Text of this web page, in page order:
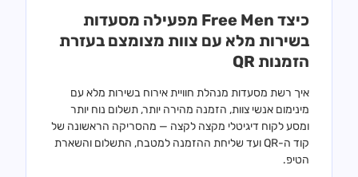
כיצד Free Men מפעילה מסעדות
בשירות מלא עם צוות מצומצם בעזרת
הזמנות QR
איך רשת מסעדות מנהלת חוויית אירוח בשירות מלא עם
מינימום אנשי צוות, הזמנה מהירה יותר, תשלום נוח יותר
ומסע לקוח דיגיטלי מקצה לקצה — מהסריקה הראשונה של
קוד ה-QR ועד שליחת ההזמנה למטבח, התשלום והשארת
הטיפ.